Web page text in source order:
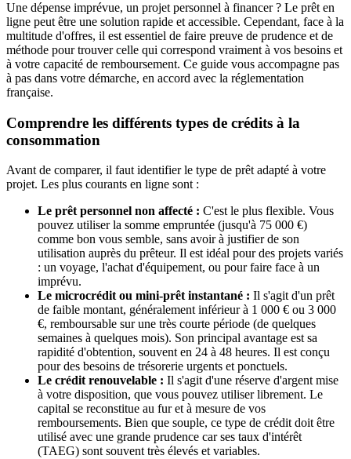
Une dépense imprévue, un projet personnel à financer ? Le prêt en
ligne peut être une solution rapide et accessible. Cependant, face à la
multitude d'offres, il est essentiel de faire preuve de prudence et de
méthode pour trouver celle qui correspond vraiment à vos besoins et
à votre capacité de remboursement. Ce guide vous accompagne pas
à pas dans votre démarche, en accord avec la réglementation
française.
Comprendre les différents types de crédits à la
consommation
Avant de comparer, il faut identifier le type de prêt adapté à votre
projet. Les plus courants en ligne sont :
Le prêt personnel non affecté : C'est le plus flexible. Vous
pouvez utiliser la somme empruntée (jusqu'à 75 000 €)
comme bon vous semble, sans avoir à justifier de son
utilisation auprès du prêteur. Il est idéal pour des projets variés
: un voyage, l'achat d'équipement, ou pour faire face à un
imprévu.
Le microcrédit ou mini-prêt instantané : Il s'agit d'un prêt
de faible montant, généralement inférieur à 1 000 € ou 3 000
€, remboursable sur une très courte période (de quelques
semaines à quelques mois). Son principal avantage est sa
rapidité d'obtention, souvent en 24 à 48 heures. Il est conçu
pour des besoins de trésorerie urgents et ponctuels.
Le crédit renouvelable : Il s'agit d'une réserve d'argent mise
à votre disposition, que vous pouvez utiliser librement. Le
capital se reconstitue au fur et à mesure de vos
remboursements. Bien que souple, ce type de crédit doit être
utilisé avec une grande prudence car ses taux d'intérêt
(TAEG) sont souvent très élevés et variables.